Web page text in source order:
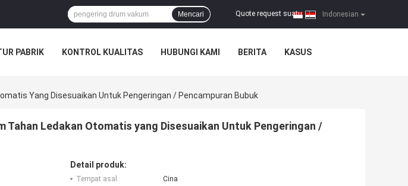
Indonesian
Quote request suatu |
Mencari
PABRIK KONTROL KUALITAS HUBUNGI KAMI BERITA KASUS
Yang Disesuaikan Untuk Pengeringan / Pencampuran Bubuk
Tahan Ledakan Otomatis yang Disesuaikan Untuk Pengeringan /
Detail produk:
Tempat asal:
Cina